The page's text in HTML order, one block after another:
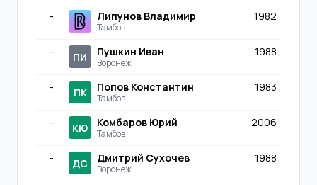
- Липунов Владимир
Тамбов
1982
- ПИ Пушкин Иван
Воронеж
1988
- ПК Попов Константин
Тамбов
1983
- КЮ Комбаров Юрий
Тамбов
2006
- ДС Дмитрий Сухочев
Воронеж
1988